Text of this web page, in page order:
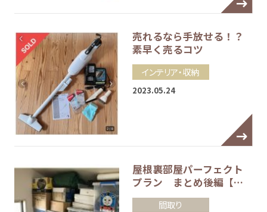
売れるなら手放せる！？
素早く売るコツ
インテリア・収納
2023.05.24
屋根裏部屋パーフェクト
プラン まとめ後編【…
間取り